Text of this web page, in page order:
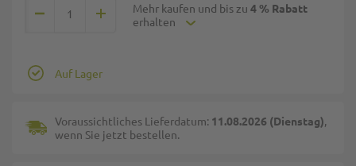
Mehr kaufen und bis zu 4 % Rabatt
erhalten
Auf Lager
Voraussichtliches Lieferdatum: 11.08.2026 (Dienstag),
wenn Sie jetzt bestellen.